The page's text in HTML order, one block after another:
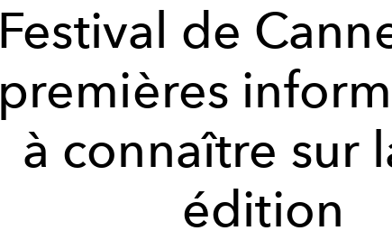
Festival de
premières
à connaître sur
édition